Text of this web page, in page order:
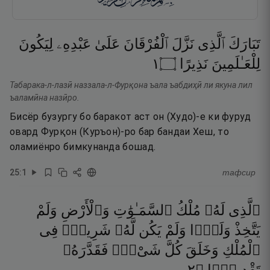
تَبَارَكَ ٱلَّذِى نَزَّلَ ٱلْفُرْقَانَ عَلَىٰ عَبْدِهِۦ لِيَكُونَ
لِلْعَـٰلَمِينَ نَذِيرًا ۝١
Табарака-л-лазӣ наззала-л-Фурқона ъала ъабдиҳӣ ли якуна лил
ъаламӣна назӣро.
Бисёр бузургу бо баракот аст он (Худо)-е ки фуруд
овард Фурқон (Куръон)-ро бар бандаи Хеш, то
оламиёнро бимкунанда бошад.
25:1 тафсир
ٱلَّذِى لَهُۥ مُلْكُ ٱلسَّمَـٰوَٰتِ وَٱلْأَرْضِ وَلَمْ
يَتَّخِذْ وَلَدًۭا وَلَمْ يَكُن لَّهُۥ شَرِيكٌۭ فِى
ٱلْمُلْكِ وَخَلَقَ كُلَّ شَىْءٍۢ فَقَدَّرَهُۥ